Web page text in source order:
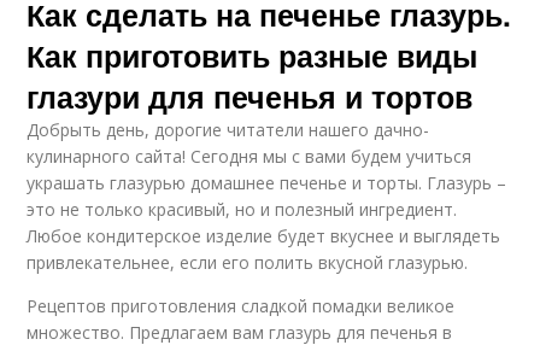
Как сделать на печенье глазурь.
Как приготовить разные виды
глазури для печенья и тортов
Добрыть день, дорогие читатели нашего дачно-
кулинарного сайта! Сегодня мы с вами будем учиться
украшать глазурью домашнее печенье и торты. Глазурь –
это не только красивый, но и полезный ингредиент.
Любое кондитерское изделие будет вкуснее и выглядеть
привлекательнее, если его полить вкусной глазурью.
Рецептов приготовления сладкой помадки великое
множество. Предлагаем вам глазурь для печенья в